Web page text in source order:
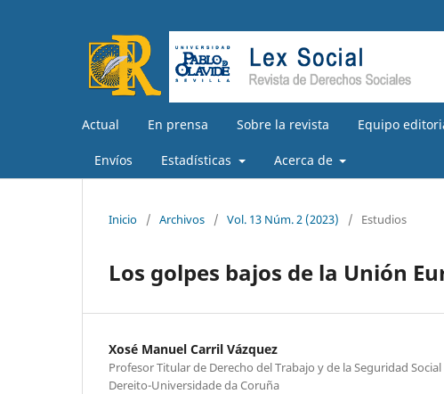
Actual En prensa Sobre la revista Equipo
Envíos Estadísticas Acerca de
Inicio / Archivos / Vol. 13 Núm. 2 (2023) / Estudios
Los golpes bajos de la Unión
Xosé Manuel Carril Vázquez
Profesor Titular de Derecho del Trabajo y de la Seguridad
Dereito-Universidade da Coruña